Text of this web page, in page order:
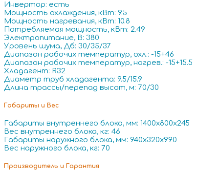
Инвертор: есть
Мощность охлаждения, кВт: 9.5
Мощность нагревания, кВт: 10.8
Потребляемая мощность, кВт: 2.49
Электропитание, В: 380
Уровень шума, Дб: 30/35/37
Диапазон рабочих температур, охл.: -15+46
Диапазон рабочих температур, нагрев.: -15+15.5
Хладагент: R32
Диаметр труб хладагента: 9.5/15.9
Длина трассы/перепад высот, м: 70/30
Габариты и Вес
Габариты внутреннего блока, мм: 1400x800x245
Вес внутреннего блока, кг: 46
Габариты наружного блока, мм: 940x320x990
Вес наружного блока, кг: 70
Производитель и Гарантия